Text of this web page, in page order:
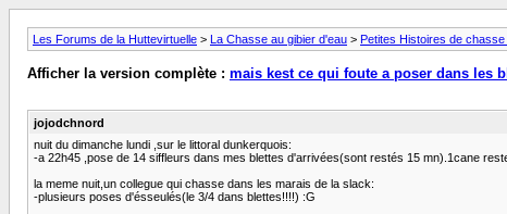
Les Forums de la Huttevirtuelle > La Chasse au gibier d'eau > Petites Histoires de chasse
Afficher la version complète : mais kest ce qui foute a poser dans les
jojodchnord
nuit du dimanche lundi ,sur le littoral dunkerquois:
-a 22h45 ,pose de 14 siffleurs dans mes blettes d'arrivées(sont restés 15 mn).1cane
la meme nuit,un collegue qui chasse dans les marais de la slack:
-plusieurs poses d'ésseulés(le 3/4 dans blettes!!!!) :G